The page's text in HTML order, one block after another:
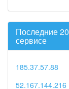
Последние
сервисе
185.37.57.88
52.167.144.216